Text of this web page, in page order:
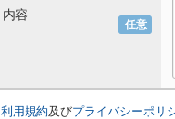
任意
内容
利用規約及びプライバシーポリ